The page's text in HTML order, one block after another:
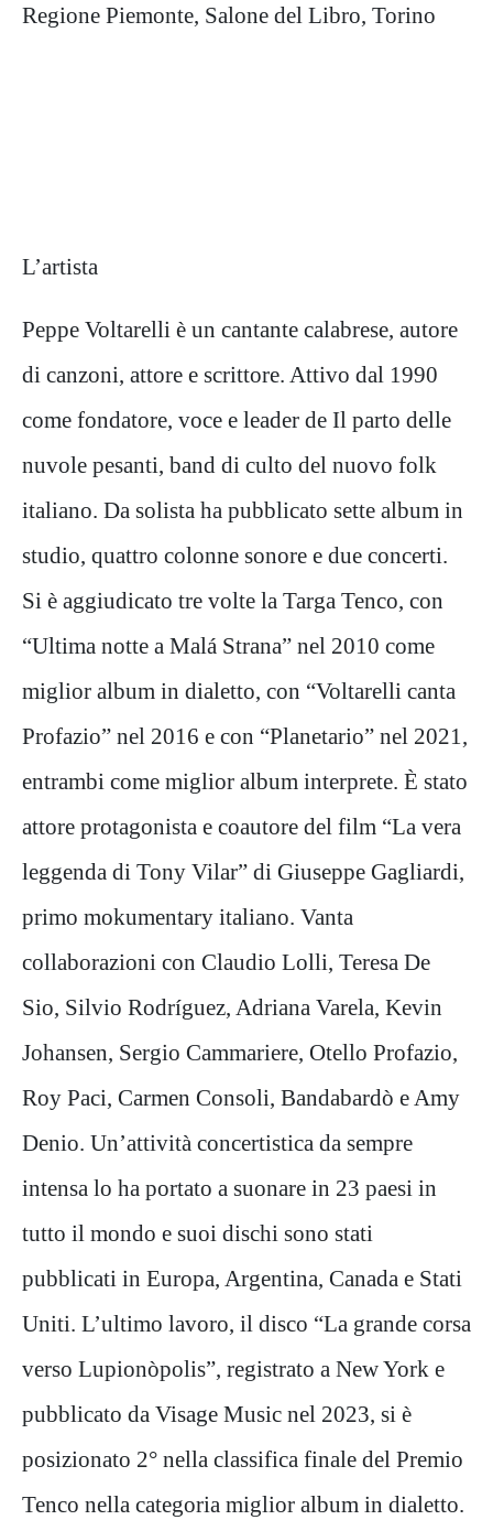
Regione Piemonte, Salone del Libro, Torino
L’artista
Peppe Voltarelli è un cantante calabrese, autore
di canzoni, attore e scrittore. Attivo dal 1990
come fondatore, voce e leader de Il parto delle
nuvole pesanti, band di culto del nuovo folk
italiano. Da solista ha pubblicato sette album in
studio, quattro colonne sonore e due concerti.
Si è aggiudicato tre volte la Targa Tenco, con
“Ultima notte a Malá Strana” nel 2010 come
miglior album in dialetto, con “Voltarelli canta
Profazio” nel 2016 e con “Planetario” nel 2021,
entrambi come miglior album interprete. È stato
attore protagonista e coautore del film “La vera
leggenda di Tony Vilar” di Giuseppe Gagliardi,
primo mokumentary italiano. Vanta
collaborazioni con Claudio Lolli, Teresa De
Sio, Silvio Rodríguez, Adriana Varela, Kevin
Johansen, Sergio Cammariere, Otello Profazio,
Roy Paci, Carmen Consoli, Bandabardò e Amy
Denio. Un’attività concertistica da sempre
intensa lo ha portato a suonare in 23 paesi in
tutto il mondo e suoi dischi sono stati
pubblicati in Europa, Argentina, Canada e Stati
Uniti. L’ultimo lavoro, il disco “La grande corsa
verso Lupionòpolis”, registrato a New York e
pubblicato da Visage Music nel 2023, si è
posizionato 2° nella classifica finale del Premio
Tenco nella categoria miglior album in dialetto.